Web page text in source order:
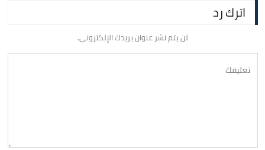
اترك رد
لن يتم نشر عنوان بريدك الإلكتروني.